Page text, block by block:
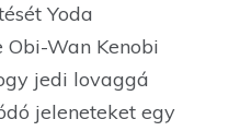
Yoda
Obi-Wan Kenobi
jedi lovaggá
jeleneteket egy